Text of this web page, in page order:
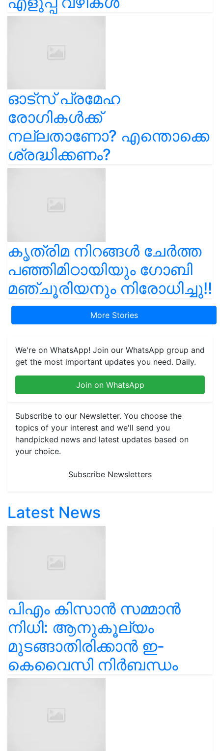
ഓട്സ് പ്രമേഹ
രോഗികൾക്ക്
നല്ലതാണോ? എന്തൊക്കെ
ശ്രദ്ധിക്കണം?
കൃത്രിമ നിറങ്ങൾ ചേർത്ത
പഞ്ഞിമിഠായിയും ഗോബി
മഞ്ചൂരിയനും നിരോധിച്ചു!!
More Stories
We're on WhatsApp! Join our WhatsApp group and
get the most important updates you need. Daily.
Join on WhatsApp
Subscribe to our Newsletter. You choose the
topics of your interest and we'll send you
handpicked news and latest updates based on
your choice.
Subscribe Newsletters
Latest News
പിഎം കിസാൻ സമ്മാൻ
നിധി: ആനുകൂല്യം
മുടങ്ങാതിരിക്കാൻ ഇ-
കെവൈസി നിർബന്ധം